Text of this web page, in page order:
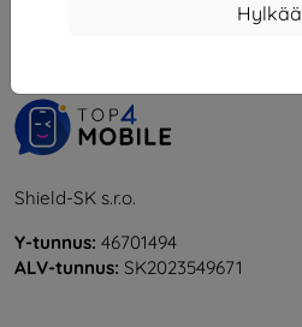
Hylkää
Shield-SK s.r.o.
Y-tunnus: 46701494
ALV-tunnus: SK2023549671